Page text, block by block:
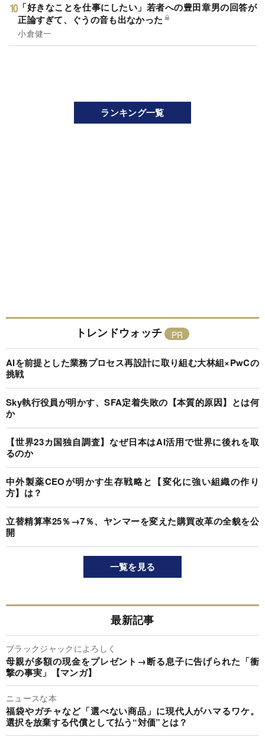
「好きなことを仕事にしたい」若者への豊田章男の回答が
正論すぎて、ぐうの音も出なかった
小倉健一
ランキング一覧
トレンドウォッチ
AIを前提とした業務プロセス再設計に取り組む大林組×PwCの
挑戦
Sky執行役員が明かす、SFA定着失敗の【本質的原因】とは何
か
【世界23カ国独自調査】なぜ日本はAI活用で世界に後れを取
るのか
中外製薬CEOが明かす生存戦略と【変化に強い組織の作り
方】は？
立替精算率25％→7％、ヤンマーを変えた購買改革の全貌を公
開
一覧を見る
最新記事
ブラックジャックによろしく
母親が多額の現金をプレゼント→断る息子に告げられた「衝
撃の事実」【マンガ】
ニュースな本
福袋やガチャなど「選べない商品」に現代人がハマるワケ。
選択を放棄する代償として払う“対価”とは？